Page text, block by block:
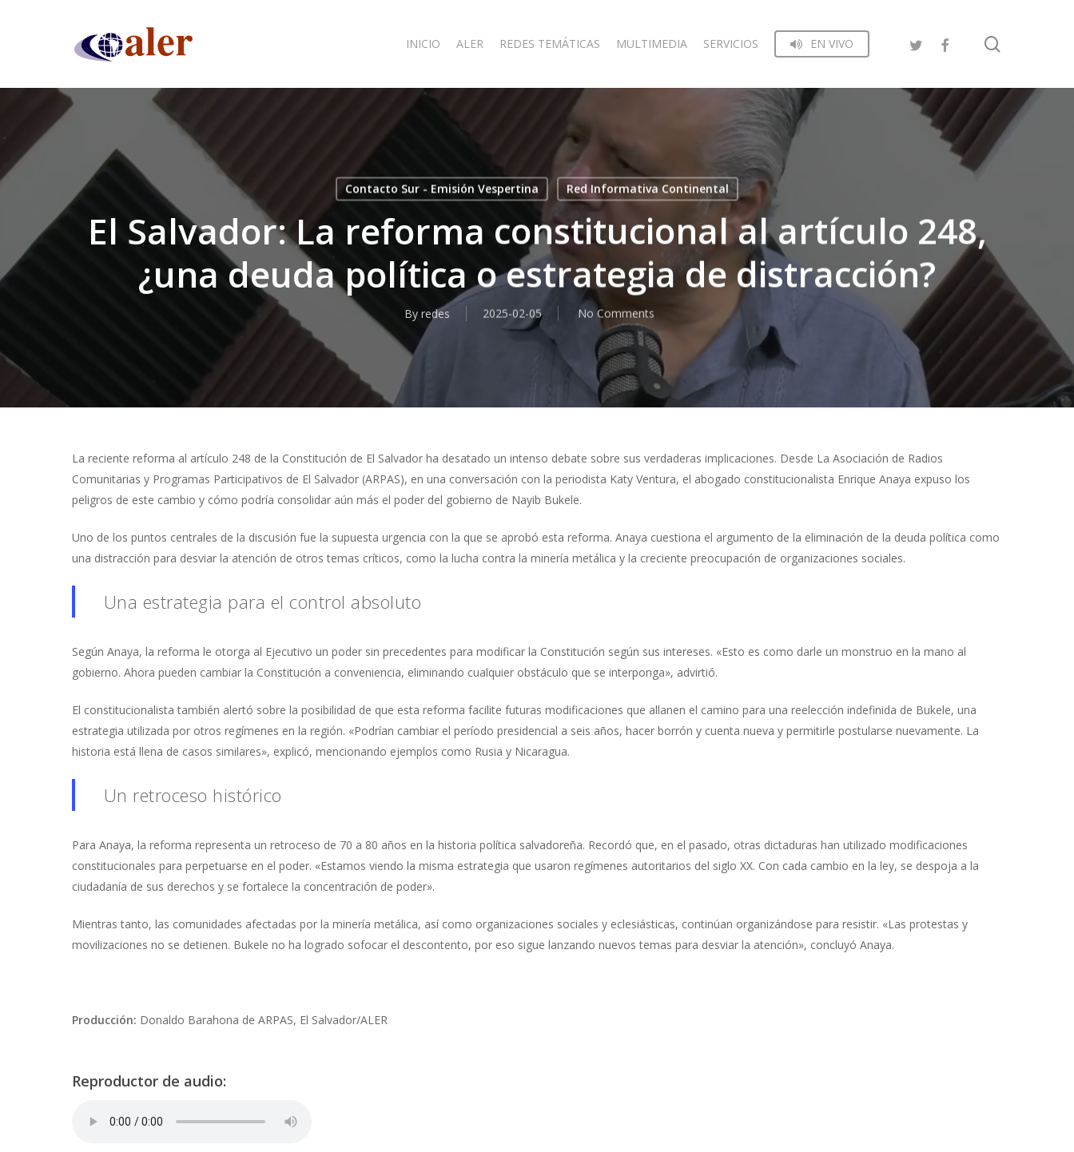
INICIO ALER REDES TEMÁTICAS MULTIMEDIA SERVICIOS EN VIVO
Contacto Sur - Emisión Vespertina Red Informativa Continental
El Salvador: La reforma constitucional al artículo 248,
¿una deuda política o estrategia de distracción?
By redes 2025-02-05 No Comments
La reciente reforma al artículo 248 de la Constitución de El Salvador ha desatado un intenso debate sobre sus verdaderas implicaciones. Desde La Asociación de Radios
Comunitarias y Programas Participativos de El Salvador (ARPAS), en una conversación con la periodista Katy Ventura, el abogado constitucionalista Enrique Anaya expuso los
peligros de este cambio y cómo podría consolidar aún más el poder del gobierno de Nayib Bukele.
Uno de los puntos centrales de la discusión fue la supuesta urgencia con la que se aprobó esta reforma. Anaya cuestiona el argumento de la eliminación de la deuda política como
una distracción para desviar la atención de otros temas críticos, como la lucha contra la minería metálica y la creciente preocupación de organizaciones sociales.
Una estrategia para el control absoluto
Según Anaya, la reforma le otorga al Ejecutivo un poder sin precedentes para modificar la Constitución según sus intereses. «Esto es como darle un monstruo en la mano al
gobierno. Ahora pueden cambiar la Constitución a conveniencia, eliminando cualquier obstáculo que se interponga», advirtió.
El constitucionalista también alertó sobre la posibilidad de que esta reforma facilite futuras modificaciones que allanen el camino para una reelección indefinida de Bukele, una
estrategia utilizada por otros regímenes en la región. «Podrían cambiar el período presidencial a seis años, hacer borrón y cuenta nueva y permitirle postularse nuevamente. La
historia está llena de casos similares», explicó, mencionando ejemplos como Rusia y Nicaragua.
Un retroceso histórico
Para Anaya, la reforma representa un retroceso de 70 a 80 años en la historia política salvadoreña. Recordó que, en el pasado, otras dictaduras han utilizado modificaciones
constitucionales para perpetuarse en el poder. «Estamos viendo la misma estrategia que usaron regímenes autoritarios del siglo XX. Con cada cambio en la ley, se despoja a la
ciudadanía de sus derechos y se fortalece la concentración de poder».
Mientras tanto, las comunidades afectadas por la minería metálica, así como organizaciones sociales y eclesiásticas, continúan organizándose para resistir. «Las protestas y
movilizaciones no se detienen. Bukele no ha logrado sofocar el descontento, por eso sigue lanzando nuevos temas para desviar la atención», concluyó Anaya.
Producción: Donaldo Barahona de ARPAS, El Salvador/ALER
Reproductor de audio: